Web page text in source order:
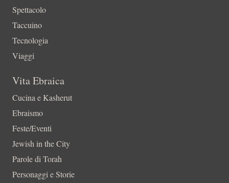
Spettacolo
Taccuino
Tecnologia
Viaggi
Vita Ebraica
Cucina e Kasherut
Ebraismo
Feste/Eventi
Jewish in the City
Parole di Torah
Personaggi e Storie